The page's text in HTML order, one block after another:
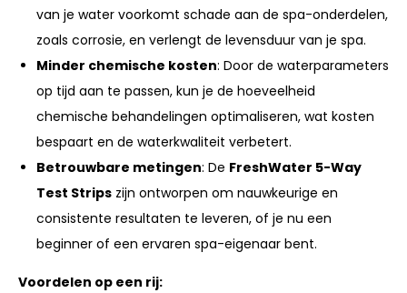
van je water voorkomt schade aan de spa-onderdelen,
zoals corrosie, en verlengt de levensduur van je spa.
Minder chemische kosten: Door de waterparameters
op tijd aan te passen, kun je de hoeveelheid
chemische behandelingen optimaliseren, wat kosten
bespaart en de waterkwaliteit verbetert.
Betrouwbare metingen: De FreshWater 5-Way
Test Strips zijn ontworpen om nauwkeurige en
consistente resultaten te leveren, of je nu een
beginner of een ervaren spa-eigenaar bent.
Voordelen op een rij: